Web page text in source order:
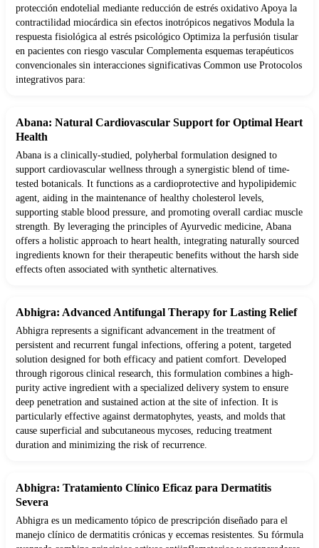
protección endotelial mediante reducción de estrés oxidativo Apoya la
contractilidad miocárdica sin efectos inotrópicos negativos Modula la
respuesta fisiológica al estrés psicológico Optimiza la perfusión tisular
en pacientes con riesgo vascular Complementa esquemas terapéuticos
convencionales sin interacciones significativas Common use Protocolos
integrativos para:
Abana: Natural Cardiovascular Support for Optimal Heart
Health
Abana is a clinically-studied, polyherbal formulation designed to
support cardiovascular wellness through a synergistic blend of time-
tested botanicals. It functions as a cardioprotective and hypolipidemic
agent, aiding in the maintenance of healthy cholesterol levels,
supporting stable blood pressure, and promoting overall cardiac muscle
strength. By leveraging the principles of Ayurvedic medicine, Abana
offers a holistic approach to heart health, integrating naturally sourced
ingredients known for their therapeutic benefits without the harsh side
effects often associated with synthetic alternatives.
Abhigra: Advanced Antifungal Therapy for Lasting Relief
Abhigra represents a significant advancement in the treatment of
persistent and recurrent fungal infections, offering a potent, targeted
solution designed for both efficacy and patient comfort. Developed
through rigorous clinical research, this formulation combines a high-
purity active ingredient with a specialized delivery system to ensure
deep penetration and sustained action at the site of infection. It is
particularly effective against dermatophytes, yeasts, and molds that
cause superficial and subcutaneous mycoses, reducing treatment
duration and minimizing the risk of recurrence.
Abhigra: Tratamiento Clínico Eficaz para Dermatitis
Severa
Abhigra es un medicamento tópico de prescripción diseñado para el
manejo clínico de dermatitis crónicas y eccemas resistentes. Su fórmula